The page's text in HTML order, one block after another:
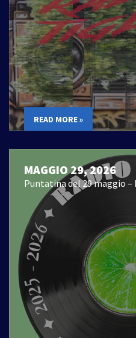
READ MORE »
MAGGIO 29, 2026
Puntatina del 29 maggio –